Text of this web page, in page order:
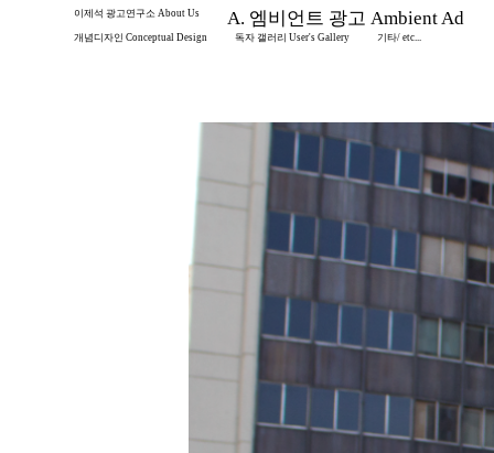
이제석 광고연구소 About Us A. 엠비언트 광고 Ambient Ad
개념디자인 Conceptual Design 독자 갤러리 User's Gallery 기타/ etc...